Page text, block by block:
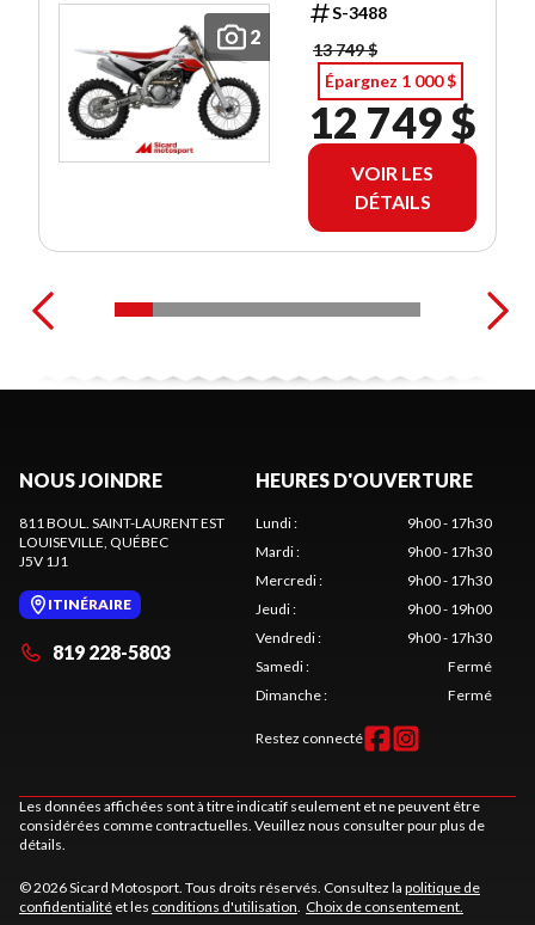
2
S-3488
13 749 $
Épargnez 1 000 $
12 749 $
VOIR LES
DÉTAILS
NOUS JOINDRE
811 BOUL. SAINT-LAURENT EST
LOUISEVILLE, QUÉBEC
J5V 1J1
ITINÉRAIRE
819 228-5803
HEURES D'OUVERTURE
Lundi:
9h00 - 17h30
Mardi:
9h00 - 17h30
Mercredi:
9h00 - 17h30
Jeudi:
9h00 - 19h00
Vendredi:
9h00 - 17h30
Samedi:
Fermé
Dimanche: Fermé
Restez connecté
Les données affichées sont à titre indicatif seulement et ne peuvent être
considérées comme contractuelles. Veuillez nous consulter pour plus de
détails.
© 2026 Sicard Motosport. Tous droits réservés. Consultez la politique de
confidentialité et les conditions d'utilisation. Choix de consentement.